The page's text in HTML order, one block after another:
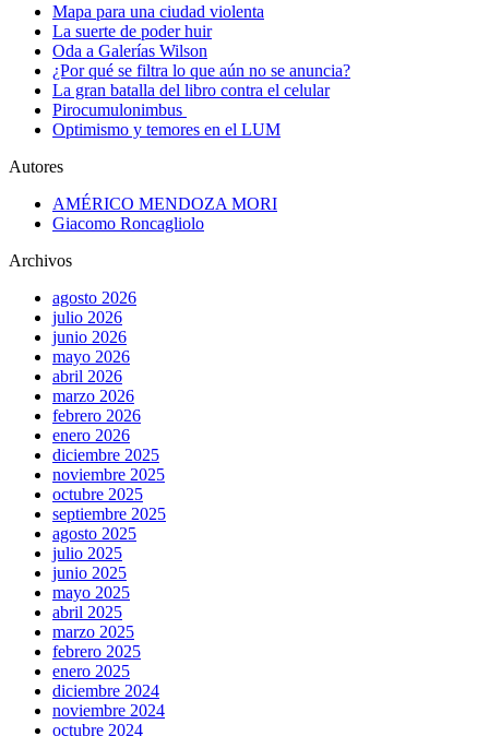
Mapa para una ciudad violenta
La suerte de poder huir
Oda a Galerías Wilson
¿Por qué se filtra lo que aún no se anuncia?
La gran batalla del libro contra el celular
Pirocumulonimbus
Optimismo y temores en el LUM
Autores
AMÉRICO MENDOZA MORI
Giacomo Roncagliolo
Archivos
agosto 2026
julio 2026
junio 2026
mayo 2026
abril 2026
marzo 2026
febrero 2026
enero 2026
diciembre 2025
noviembre 2025
octubre 2025
septiembre 2025
agosto 2025
julio 2025
junio 2025
mayo 2025
abril 2025
marzo 2025
febrero 2025
enero 2025
diciembre 2024
noviembre 2024
octubre 2024